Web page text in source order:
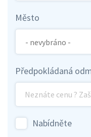
Město
Předpokládaná
Nabídněte